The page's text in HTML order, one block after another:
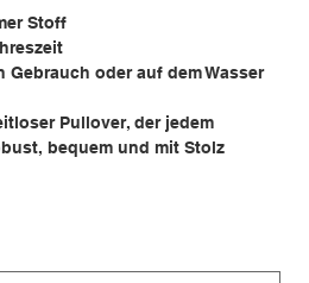
Stoff
oder auf dem Wasser
Pullover, der jedem
bequem und mit Stolz